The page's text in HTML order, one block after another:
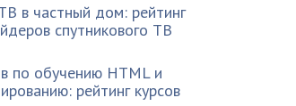
в частный дом: рейтинг
спутникового ТВ
по обучению HTML и
рейтинг курсов